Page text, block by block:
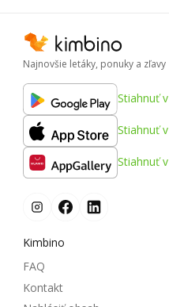
Najnovšie letáky, ponuky a zľavy
Stiahnuť v
Stiahnuť v
Stiahnuť v
Kimbino
FAQ
Kontakt